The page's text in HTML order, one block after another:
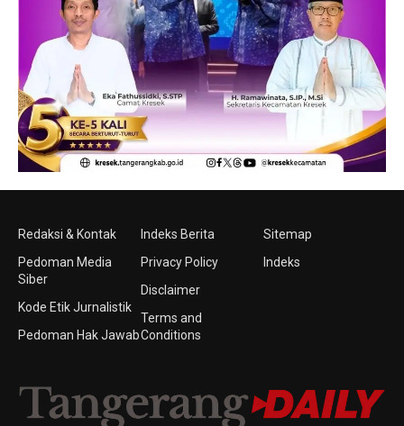
Redaksi & Kontak
Pedoman Media
Siber
Kode Etik Jurnalistik
Pedoman Hak Jawab
Indeks Berita
Privacy Policy
Disclaimer
Terms and
Conditions
Sitemap
Indeks